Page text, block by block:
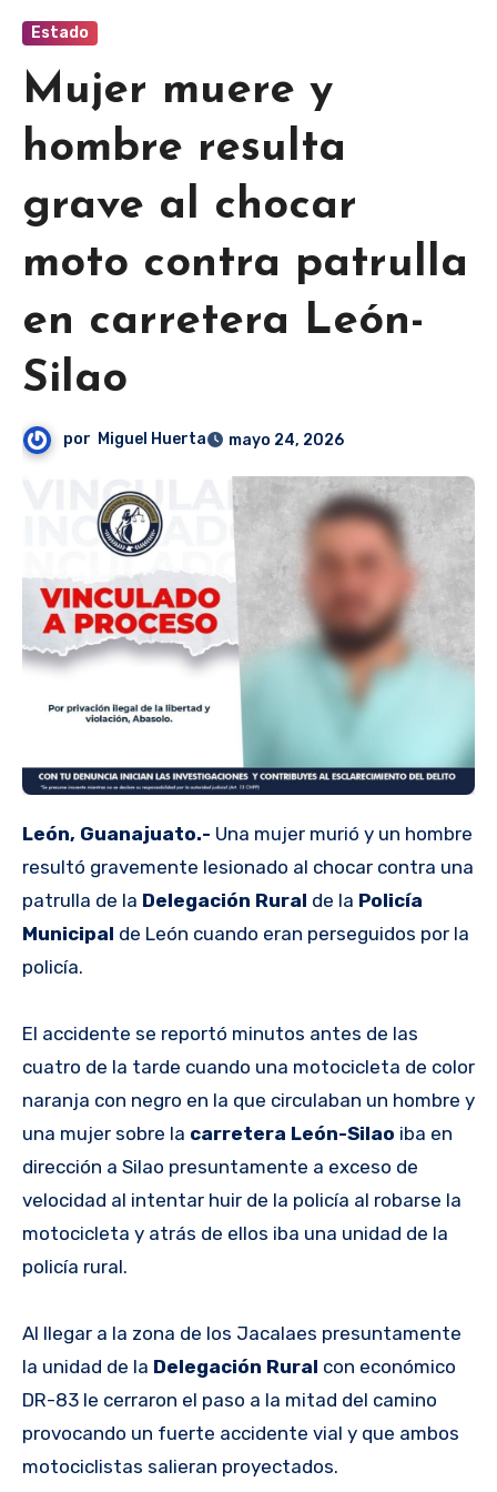
Estado
Mujer muere y
hombre resulta
grave al chocar
moto contra patrulla
en carretera León-
Silao
por Miguel Huerta mayo 24, 2026
León, Guanajuato.- Una mujer murió y un hombre
resultó gravemente lesionado al chocar contra una
patrulla de la Delegación Rural de la Policía
Municipal de León cuando eran perseguidos por la
policía.
El accidente se reportó minutos antes de las
cuatro de la tarde cuando una motocicleta de color
naranja con negro en la que circulaban un hombre y
una mujer sobre la carretera León-Silao iba en
dirección a Silao presuntamente a exceso de
velocidad al intentar huir de la policía al robarse la
motocicleta y atrás de ellos iba una unidad de la
policía rural.
Al llegar a la zona de los Jacalaes presuntamente
la unidad de la Delegación Rural con económico
DR-83 le cerraron el paso a la mitad del camino
provocando un fuerte accidente vial y que ambos
motociclistas salieran proyectados.